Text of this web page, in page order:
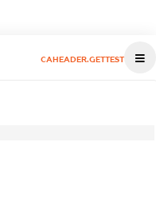
CAHEADER.GETTEST